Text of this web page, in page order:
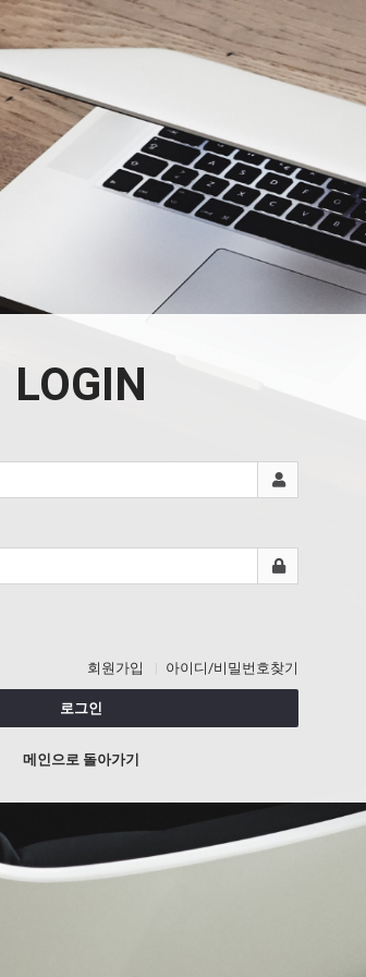
LOGIN
회원가입 아이디/비밀번호찾기
로그인
메인으로 돌아가기